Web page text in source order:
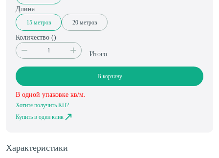
Характеристики
Длина
15 метров 20 метров
Количество ()
Итого
В корзину
В одной упаковке кв/м.
Хотите получить КП?
Купить в один клик